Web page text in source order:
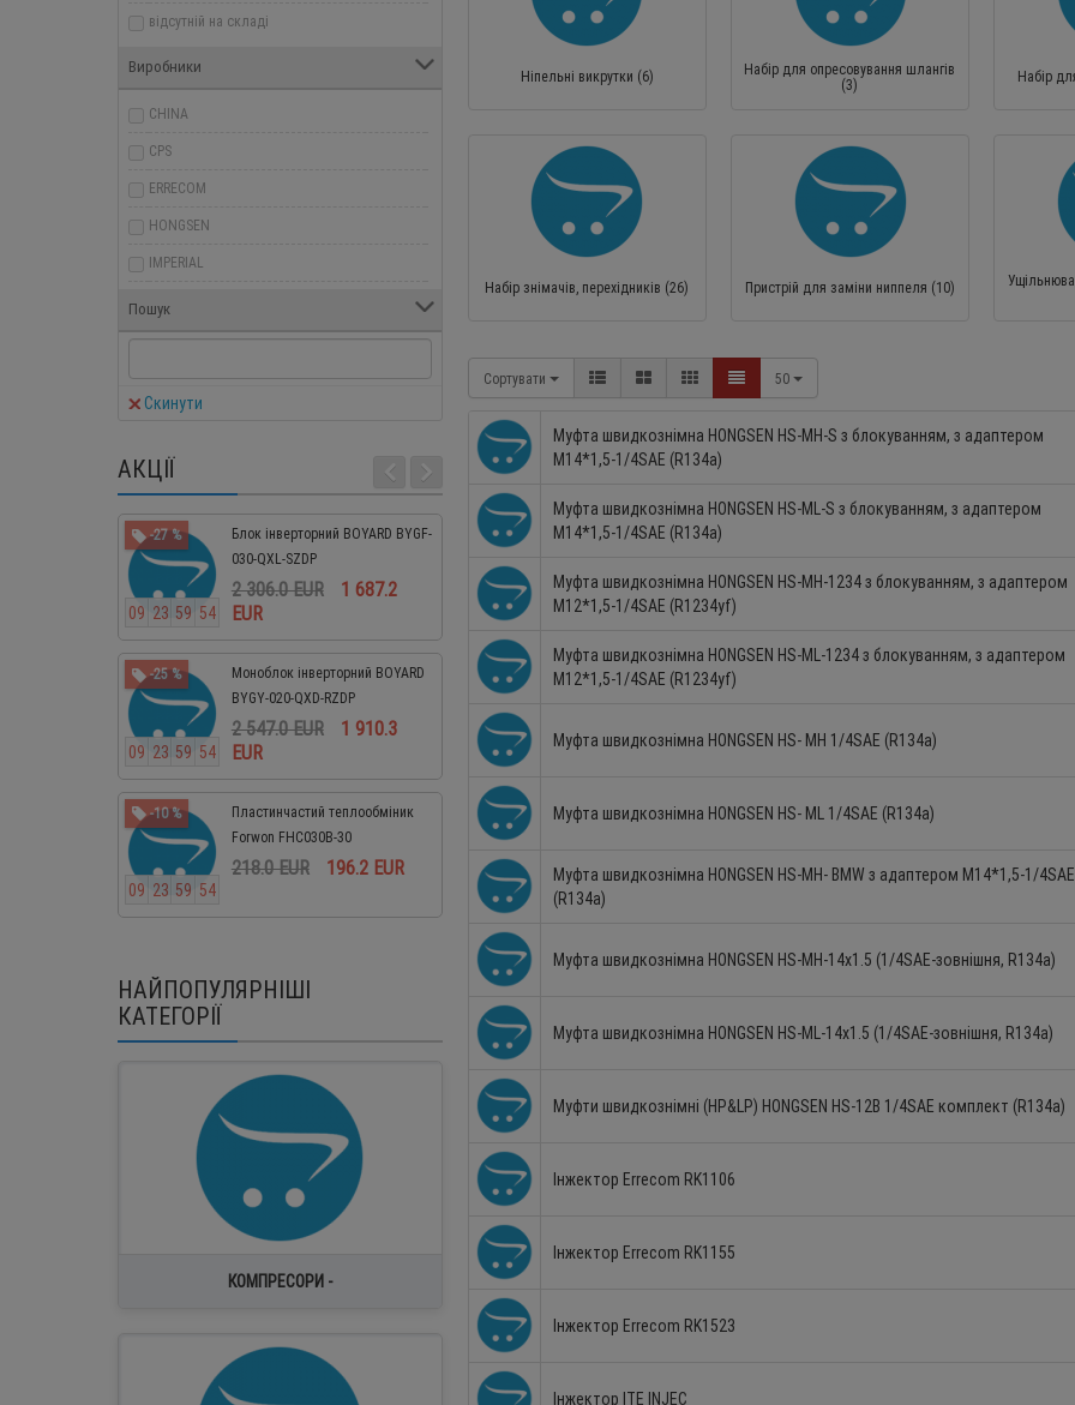
відсутній на складі
Виробники
CHINA
CPS
ERRECOM
HONGSEN
IMPERIAL
MASTERCOOL
ROTHENBERGER
SHINE YEAR
Пошук
Скинути
АКЦІЇ
-27 %
09 23 59 53
Блок інверторний BOYARD BYGF-
030-QXL-SZDP
2 306.0 EUR
1 687.2
EUR
-25 %
09 23 59 53
Моноблок інверторний BOYARD
BYGY-020-QXD-RZDP
2 547.0 EUR
1 910.3
EUR
-10 %
09 23 59 53
Пластинчастий теплообміник
Forwon FHC030B-30
218.0 EUR 196.2 EUR
-10 %
09 23 5 53
Пластинчастий теплообміник
61.0 EUR 54.9 EUR
-10 %
0 9 23 5 53
Пластинчастий теплообміник
289.8 EUR
-10 %
0 9 2 3 5 53
Пластинчастий теплообміник
760.0 EUR 684.0 EUR
3 020.0 EUR
2
09 23 5 9 5 3
2 927.0 EUR
EUR
-10 %
9
Пластинчастий
263.0 EUR 236.7
НАЙПОПУЛЯРНІШІ
КАТЕГОРІЇ
КОМПРЕСОРИ -
Напівгерметичні поршневі компресори
Компресори для теплових насосів
Ніпельні викрутки (6)
Набір для опресовування шлангів
(3)
Набір
Набір знімачів, перехідників (26) Пристрій для заміни ниппеля (10)
Сортувати 50
Муфта швидкознімна HONGSEN HS-MH-S з блокуванням, з адаптером
M14*1,5-1/4SAE (R134a)
Муфта швидкознімна HONGSEN HS-ML-S з блокуванням, з адаптером
M14*1,5-1/4SAE (R134a)
Муфта швидкознімна HONGSEN HS-MH-1234 з блокуванням, з адаптером
M12*1,5-1/4SAE (R1234yf)
Муфта швидкознімна HONGSEN HS-ML-1234 з блокуванням, з адаптером
M12*1,5-1/4SAE (R1234yf)
Муфта швидкознімна HONGSEN HS- MH 1/4SAE (R134a)
Муфта швидкознімна HONGSEN HS- ML 1/4SAE (R134a)
Муфта швидкознімна HONGSEN HS-MH- BMW з адаптером M14*1,5-1/4SAE
(R134a)
Муфта швидкознімна HONGSEN HS-MH-14x1.5 (1/4SAE-зовнішня, R134a)
Муфта швидкознімна HONGSEN HS-ML-14x1.5 (1/4SAE-зовнішня, R134a)
Муфти швидкознімні (HP&LP) HONGSEN HS-12B 1/4SAE комплект (R134a)
Інжектор Errecom RK1106
Інжектор Errecom RK1155
Інжектор Errecom RK1523
Інжектор ITE INJEC